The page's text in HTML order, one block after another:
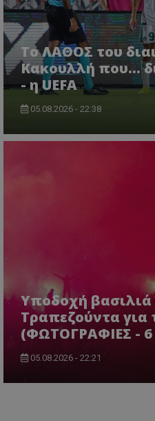
Το ΛΑΘΟΣ του
Κακουλλή που...
- η UEFA
05.08.2026 - 22:38
Υποδοχή βασιλιά
Τραπεζούντα για
(ΦΩΤΟΓΡΑΦΙΕΣ - 6
05.08.2026 - 22:21